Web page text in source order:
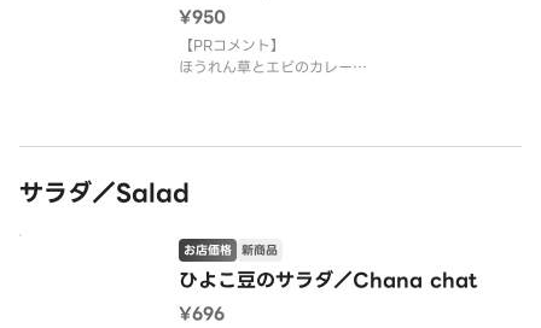
¥950
【PRコメント】
ほうれん草とエビのカレー
三ツ星シェフが作るカレーは絶品ですのでご堪能下
サラダ／Salad
ひよこ豆のサラダ／Chana chat
お店価格 新商品
¥696